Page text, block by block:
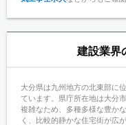
建設業界
大分県は九州地方の北東部に
ています。県庁所在地は大分
複雑なため、多種多様な豊か
く、比較的静かな住宅街が広